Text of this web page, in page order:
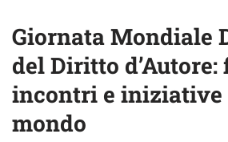
Giornata Mondiale
del Diritto d’Autore:
incontri e
mondo